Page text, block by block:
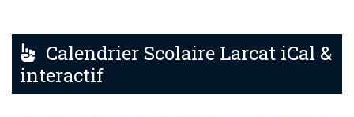
Calendrier Scolaire Larcat iCal &
interactif